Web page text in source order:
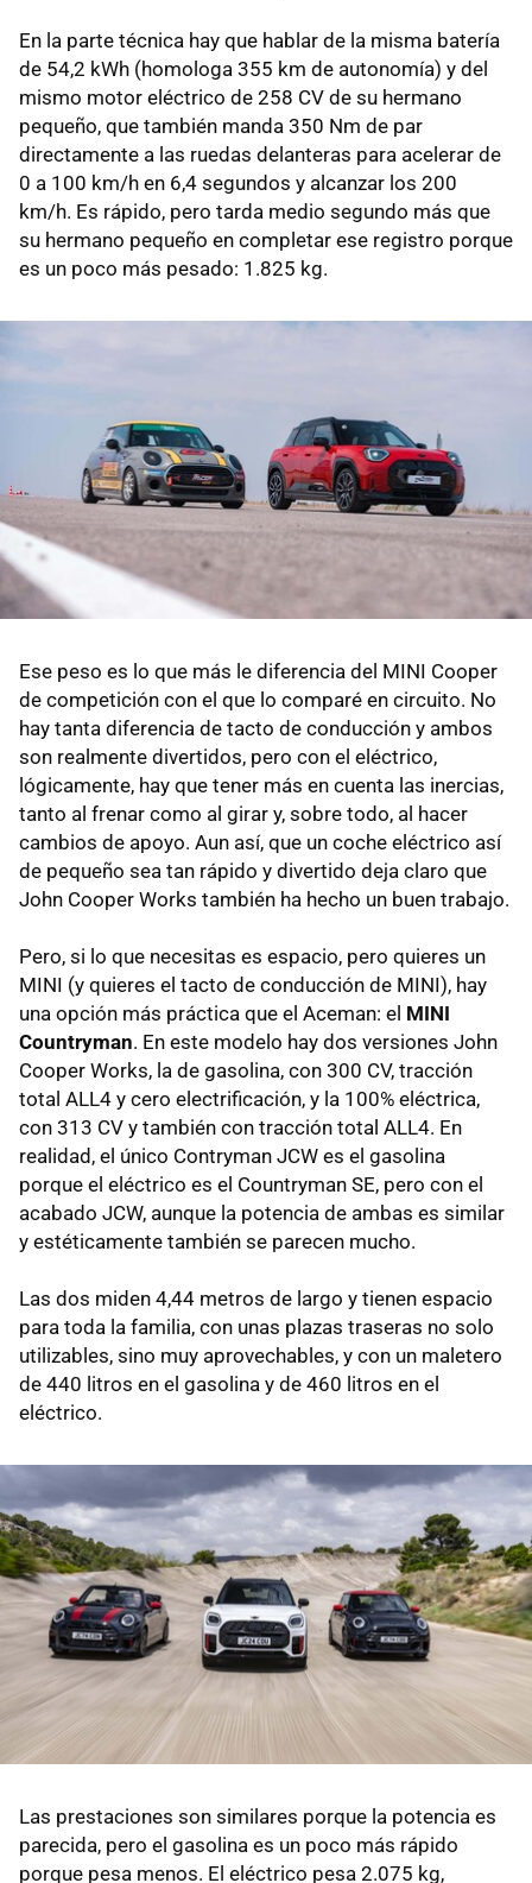
En la parte técnica hay que hablar de la misma batería
de 54,2 kWh (homologa 355 km de autonomía) y del
mismo motor eléctrico de 258 CV de su hermano
pequeño, que también manda 350 Nm de par
directamente a las ruedas delanteras para acelerar de
0 a 100 km/h en 6,4 segundos y alcanzar los 200
km/h. Es rápido, pero tarda medio segundo más que
su hermano pequeño en completar ese registro porque
es un poco más pesado: 1.825 kg.
Ese peso es lo que más le diferencia del MINI Cooper
de competición con el que lo comparé en circuito. No
hay tanta diferencia de tacto de conducción y ambos
son realmente divertidos, pero con el eléctrico,
lógicamente, hay que tener más en cuenta las inercias,
tanto al frenar como al girar y, sobre todo, al hacer
cambios de apoyo. Aun así, que un coche eléctrico así
de pequeño sea tan rápido y divertido deja claro que
John Cooper Works también ha hecho un buen trabajo.
Pero, si lo que necesitas es espacio, pero quieres un
MINI (y quieres el tacto de conducción de MINI), hay
una opción más práctica que el Aceman: el MINI
Countryman. En este modelo hay dos versiones John
Cooper Works, la de gasolina, con 300 CV, tracción
total ALL4 y cero electrificación, y la 100% eléctrica,
con 313 CV y también con tracción total ALL4. En
realidad, el único Contryman JCW es el gasolina
porque el eléctrico es el Countryman SE, pero con el
acabado JCW, aunque la potencia de ambas es similar
y estéticamente también se parecen mucho.
Las dos miden 4,44 metros de largo y tienen espacio
para toda la familia, con unas plazas traseras no solo
utilizables, sino muy aprovechables, y con un maletero
de 440 litros en el gasolina y de 460 litros en el
eléctrico.
Las prestaciones son similares porque la potencia es
parecida, pero el gasolina es un poco más rápido
porque pesa menos. El eléctrico pesa 2.075 kg,